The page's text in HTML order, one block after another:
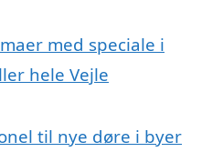
med speciale i
hele Vejle
til nye døre i byer